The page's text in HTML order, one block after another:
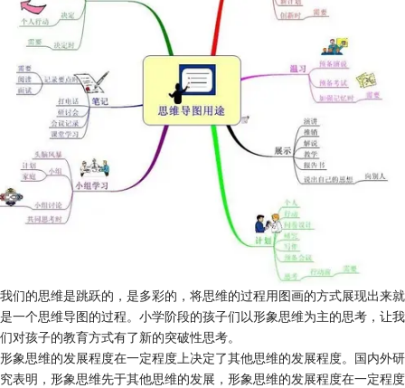
我们的思维是跳跃的，是多彩的，将思维的过程用图画的方式展现出来就
是一个思维导图的过程。小学阶段的孩子们以形象思维为主的思考，让我
们对孩子的教育方式有了新的突破性思考。
形象思维的发展程度在一定程度上决定了其他思维的发展程度。国内外研
究表明，形象思维先于其他思维的发展，形象思维的发展程度在一定程度